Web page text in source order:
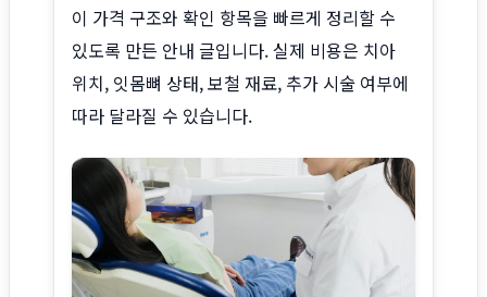
이 가격 구조와 확인 항목을 빠르게 정리할 수
있도록 만든 안내 글입니다. 실제 비용은 치아
위치, 잇몸뼈 상태, 보철 재료, 추가 시술 여부에
따라 달라질 수 있습니다.